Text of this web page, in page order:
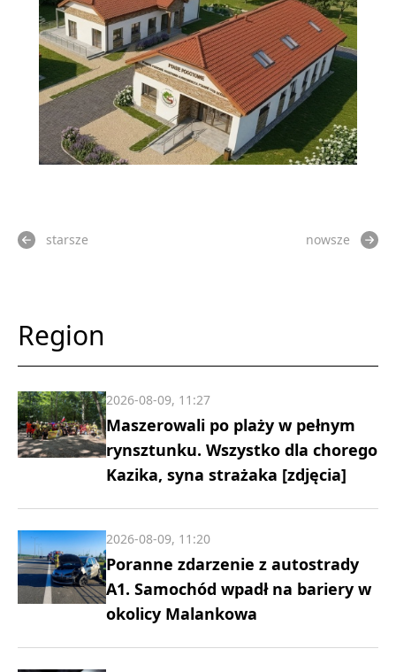
starsze nowsze
Region
Maszerowali po plaży w pełnym
rynsztunku. Wszystko dla chorego
Kazika, syna strażaka [zdjęcia]
2026-08-09, 11:27
Poranne zdarzenie z autostrady
A1. Samochód wpadł na bariery w
okolicy Malankowa
2026-08-09, 11:20